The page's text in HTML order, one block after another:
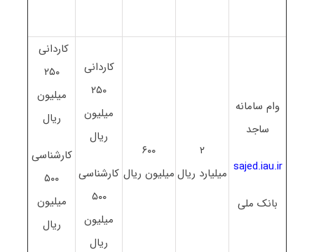
وام سامانه
ساجد
sajed.iau.ir
بانک ملی
۲
میلیارد ریال
۶۰۰
میلیون ریال
کاردانی
۲۵۰
میلیون
ریال
کارشناسی
۵۰۰
میلیون
ریال
کاردانی
۲۵۰
میلیون
ریال
کارشناسی
۵۰۰
میلیون
ریال